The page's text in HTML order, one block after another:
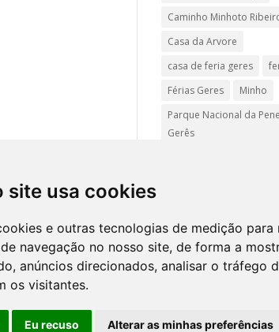
site usa cookies
e outras tecnologias de medição para
navegação no nosso site, de forma a
anúncios direcionados, analisar o tráfego
os visitantes.
Eu recuso Alterar as minhas preferências
Caminho Minhoto
Casa da Arvore
casa de feria geres
Férias Geres
Minho
Parque Nacional da
Gerês
Turismo Rural Gerês
| Mapasite